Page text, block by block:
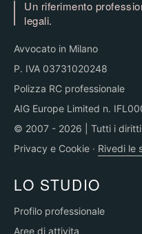
Un riferimento
legali.
Avvocato in Milano
P. IVA 03731020248
Polizza RC professionale
AIG Europe Limited n.
© 2007 - 2026 | Tutti i
Privacy e Cookie · Rivedi le
LO STUDIO
Profilo professionale
Aree di attivita